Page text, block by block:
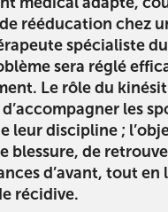
rééducation chez
spécialiste
sera réglé
Le rôle du
d’accompagner les
leur discipline ;
blessure, de
d’avant, tout en
récidive.
6 – CASSETTE
Cassette 75006 Paris
Cassette 75006 Paris
84 06 95
RDV sur
RDV sur